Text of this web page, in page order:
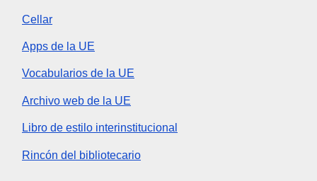
Cellar
Apps de la UE
Vocabularios de la UE
Archivo web de la UE
Libro de estilo interinstitucional
Rincón del bibliotecario